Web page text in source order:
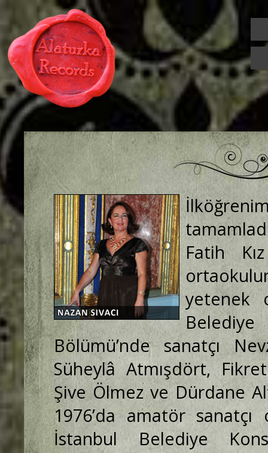
Fatih
yetenek
Bölümü’nde sanatçı
Süheylâ Atmışdört,
Şive Ölmez ve Dürdane
1976’da amatör
İstanbul Belediye